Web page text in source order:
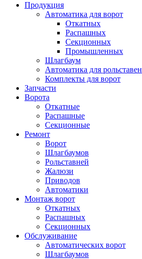
Продукция
Автоматика для ворот
Откатных
Распашных
Секционных
Промышленных
Шлагбаум
Автоматика для рольставен
Комплекты для ворот
Запчасти
Ворота
Откатные
Распашные
Секционные
Ремонт
Ворот
Шлагбаумов
Рольставней
Жалюзи
Приводов
Автоматики
Монтаж ворот
Откатных
Распашных
Секционных
Обслуживание
Автоматических ворот
Шлагбаумов